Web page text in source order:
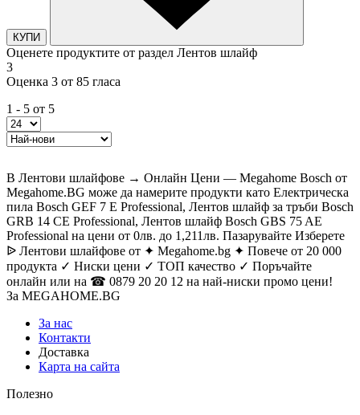
КУПИ
Оценете продуктите от раздел Лентов шлайф
3
Оценка 3 от 85 гласа
1 - 5 от 5
В Лентови шлайфове → Онлайн Цени — Megahome Bosch от
Megahome.BG може да намерите продукти като Електрическа
пила Bosch GEF 7 E Professional, Лентов шлайф за тръби Bosch
GRB 14 CE Professional, Лентов шлайф Bosch GBS 75 AE
Professional на цени от 0лв. до 1,211лв. Пазарувайте Изберете
ᐉ Лентови шлайфове от ✦ Megahome.bg ✦ Повече от 20 000
продукта ✓ Ниски цени ✓ ТОП качество ✓ Поръчайте
онлайн или на ☎ 0879 20 20 12 на най-ниски промо цени!
За MEGAHOME.BG
За нас
Контакти
Доставка
Карта на сайта
Полезно